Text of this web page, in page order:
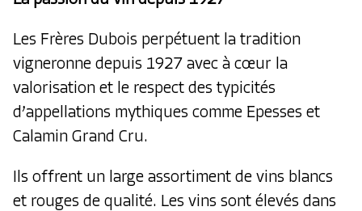
Les Frères Dubois perpétuent la tradition
vigneronne depuis 1927 avec à cœur la
valorisation et le respect des typicités
d’appellations mythiques comme Epesses et
Calamin Grand Cru.
Ils offrent un large assortiment de vins blancs
et rouges de qualité. Les vins sont élevés dans